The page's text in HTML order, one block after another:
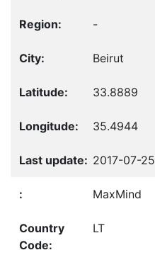
-
Beirut
33.8889
35.4944
2017-07-25
MaxMind
LT